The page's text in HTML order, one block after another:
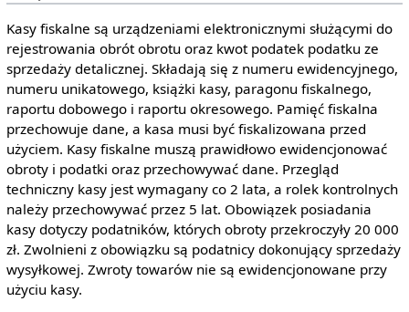
Kasy fiskalne są urządzeniami elektronicznymi służącymi do
rejestrowania obrót obrotu oraz kwot podatek podatku ze
sprzedaży detalicznej. Składają się z numeru ewidencyjnego,
numeru unikatowego, książki kasy, paragonu fiskalnego,
raportu dobowego i raportu okresowego. Pamięć fiskalna
przechowuje dane, a kasa musi być fiskalizowana przed
użyciem. Kasy fiskalne muszą prawidłowo ewidencjonować
obroty i podatki oraz przechowywać dane. Przegląd
techniczny kasy jest wymagany co 2 lata, a rolek kontrolnych
należy przechowywać przez 5 lat. Obowiązek posiadania
kasy dotyczy podatników, których obroty przekroczyły 20 000
zł. Zwolnieni z obowiązku są podatnicy dokonujący sprzedaży
wysyłkowej. Zwroty towarów nie są ewidencjonowane przy
użyciu kasy.